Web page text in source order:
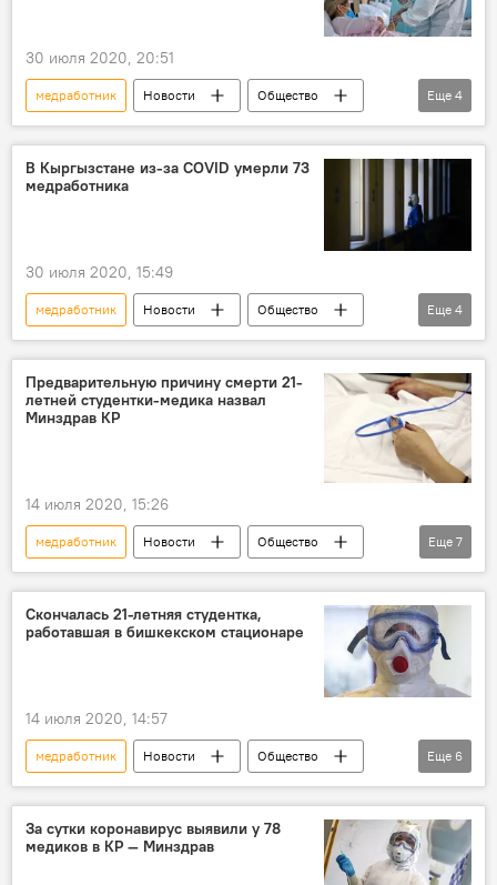
30 июля 2020, 20:51
медработник Новости
Общество
Кыргызстан
Коронавирус - 2020
коронавирус
Коронавирус в Кыргызстане
Еще 4
В Кыргызстане из-за COVID умерли 73
медработника
30 июля 2020, 15:49
медработник Новости
Общество
Кыргызстан
Коронавирус - 2020
Смерть от коронавируса в Кыргызстане
Еще 4
Предварительную причину смерти 21-
летней студентки-медика назвал
Минздрав КР
14 июля 2020, 15:26
медработник Новости
Общество
Кыргызстан
Коронавирус - 2020
Частые случаи смерти пациентов с пневмонией в Кыргызстане
Еще 7
Скончалась 21-летняя студентка,
работавшая в бишкекском стационаре
14 июля 2020, 14:57
медработник Новости
Общество
Происшествия
Кыргызстан
студенты
смерть
стационар
Адинай Мырзабекова
Еще 6
За сутки коронавирус выявили у 78
медиков в КР — Минздрав